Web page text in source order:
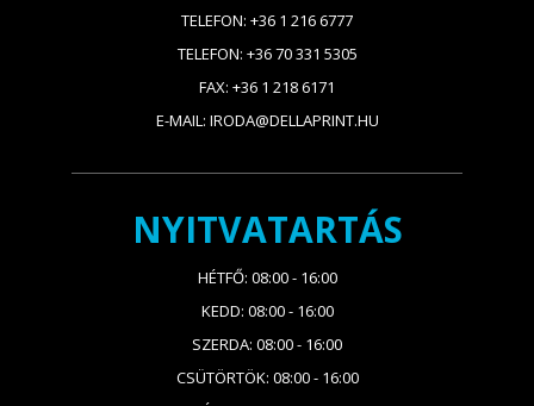
TELEFON: +36 1 216 6777
TELEFON: +36 70 331 5305
FAX: +36 1 218 6171
E-MAIL: IRODA@DELLAPRINT.HU
NYITVATARTÁS
HÉTFŐ: 08:00 - 16:00
KEDD: 08:00 - 16:00
SZERDA: 08:00 - 16:00
CSÜTÖRTÖK: 08:00 - 16:00